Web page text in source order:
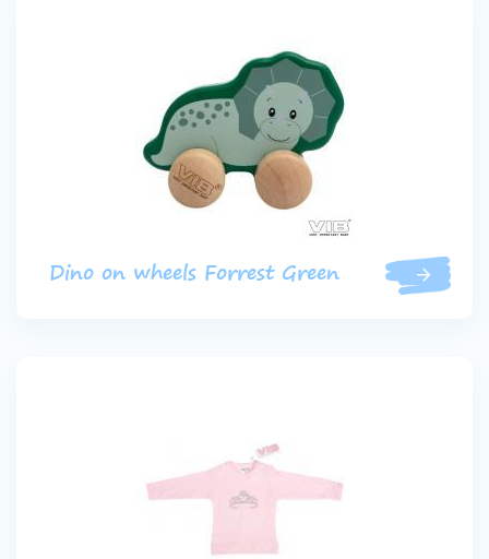
Dino on wheels Forrest Green